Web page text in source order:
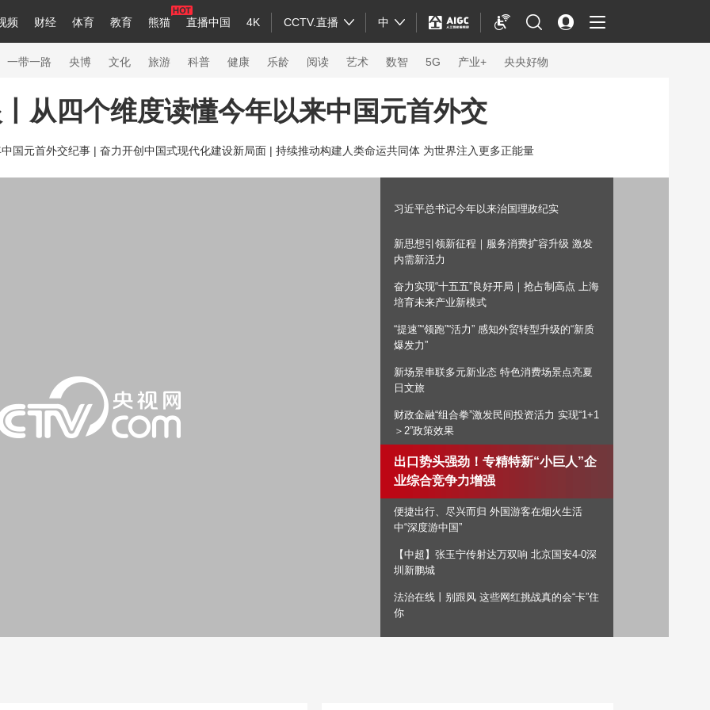
频 财经 体育 教育 熊猫 直播中国 4K CCTV.直播 中
中国领导人 央视快评 习式妙语 热解读 天天学习
节目单 听音 微视频 主持人 下载央视影音
English Монгол
一带一路 央博 文化 旅游 科普 健康 乐龄 阅读 艺术 数智 5G 产业+ 央央好物
纪录片网 国家大剧院 大型活动
科技 法治 文娱 人物 公益 图片
非遗 汽车 数智 5G 产业+
云起 超级工厂 智敬中国 天气 才艺 网展 央央好物
从四个维度读懂今年以来中国元首外交
国元首外交纪事 | 奋力开创中国式现代化建设新局面 | 持续推动构建人类命运共同体 为世界注入更多正能量
习近平总书记今年以来治国理政纪实
新思想引领新征程｜服务消费扩容升级 激发
内需新活力
奋力实现“十五五”良好开局｜抢占制高点 上海
培育未来产业新模式
“提速”“领跑”“活力” 感知外贸转型升级的“新质
爆发力”
新场景串联多元新业态 特色消费场景点亮夏
日文旅
财政金融“组合拳”激发民间投资活力 实现“1+1
＞2”政策效果
出口势头强劲！专精特新“小巨人”企业综合竞
争力增强
便捷出行、尽兴而归 外国游客在烟火
生活中“深度游中国”
【中超】张玉宁传射达万双响 北京国安4-0深
圳新鹏城
法治在线丨别跟风 这些网红挑战真的会“卡”住
你